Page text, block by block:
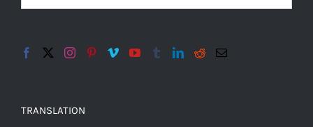
TRANSLATION